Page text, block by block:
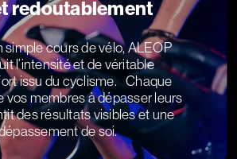
redoutablement
simple cours de vélo, ALEOP
l’intensité et de véritable
issu du cyclisme. Chaque
vos membres à dépasser leurs
des résultats visibles et une
de soi.